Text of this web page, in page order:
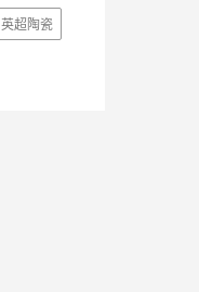
英超陶瓷